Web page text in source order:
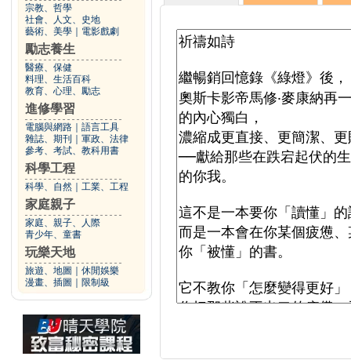
宗教、哲學
社會、人文、史地
藝術、美學
電影戲劇
勵志養生
醫療、保健
料理、生活百科
教育、心理、勵志
進修學習
電腦與網路
語言工具
雜誌、期刊
軍政、法律
參考、考試、教科用書
科學工程
科學、自然 工業、工程
家庭親子
家庭、親子、人際
青少年、童書
玩樂天地
旅遊、地圖
休閒娛樂
漫畫、插圖
限制級